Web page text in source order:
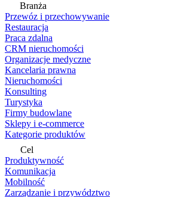
Branża
Przewóz i przechowywanie
Restauracja
Praca zdalna
CRM nieruchomości
Organizacje medyczne
Kancelaria prawna
Nieruchomości
Konsulting
Turystyka
Firmy budowlane
Sklepy i e-commerce
Kategorie produktów
Cel
Produktywność
Komunikacja
Mobilność
Zarządzanie i przywództwo